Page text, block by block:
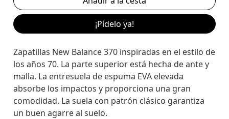
¡Pídelo ya!
Zapatillas New Balance 370 inspiradas en el estilo de
los años 70. La parte superior está hecha de ante y
malla. La entresuela de espuma EVA elevada
absorbe los impactos y proporciona una gran
comodidad. La suela con patrón clásico garantiza
un buen agarre al suelo.